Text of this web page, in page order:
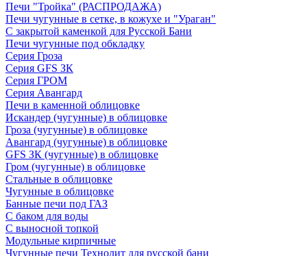
Печи "Тройка" (РАСПРОДАЖА)
Печи чугунные в сетке, в кожухе и "Ураган"
С закрытой каменкой для Русской Бани
Печи чугунные под обкладку
Серия Гроза
Серия GFS ЗК
Серия ГРОМ
Серия Авангард
Печи в каменной облицовке
Искандер (чугунные) в облицовке
Гроза (чугунные) в облицовке
Авангард (чугунные) в облицовке
GFS ЗК (чугунные) в облицовке
Гром (чугунные) в облицовке
Стальные в облицовке
Чугунные в облицовке
Банные печи под ГАЗ
С баком для воды
С выносной топкой
Модульные кирпичные
Чугунные печи Технолит для русской бани